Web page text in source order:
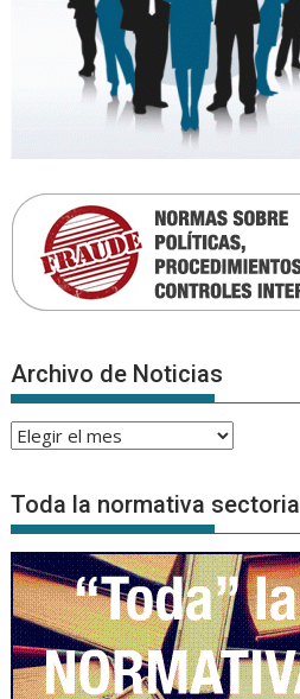
Archivo de Noticias
Archivo
Noticias
Toda la normativa sectorial